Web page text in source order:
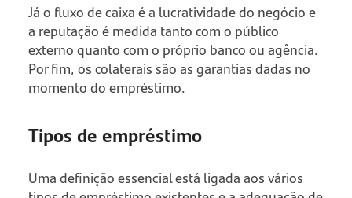
Já o fluxo de caixa é a lucratividade do negócio e
a reputação é medida tanto com o público
externo quanto com o próprio banco ou agência.
Por fim, os colaterais são as garantias dadas no
momento do empréstimo.
Tipos de empréstimo
Uma definição essencial está ligada aos vários